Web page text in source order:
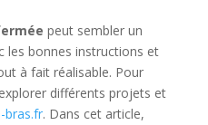
peut sembler un
les bonnes instructions et
à fait réalisable. Pour
différents projets et
bras.fr. Dans cet article,